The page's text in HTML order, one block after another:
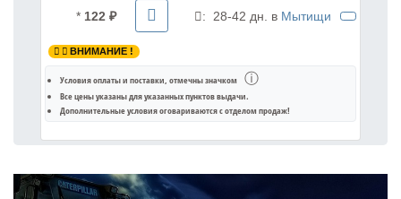
* 122 ₽ : 28-42 дн. в Мытищи
ВНИМАНИЕ !
Условия оплаты и поставки, отмечны значком ⓘ
Все цены указаны дляуказанных пунктов выдачи.
Дополнительные условия оговариваются с отделом продаж!